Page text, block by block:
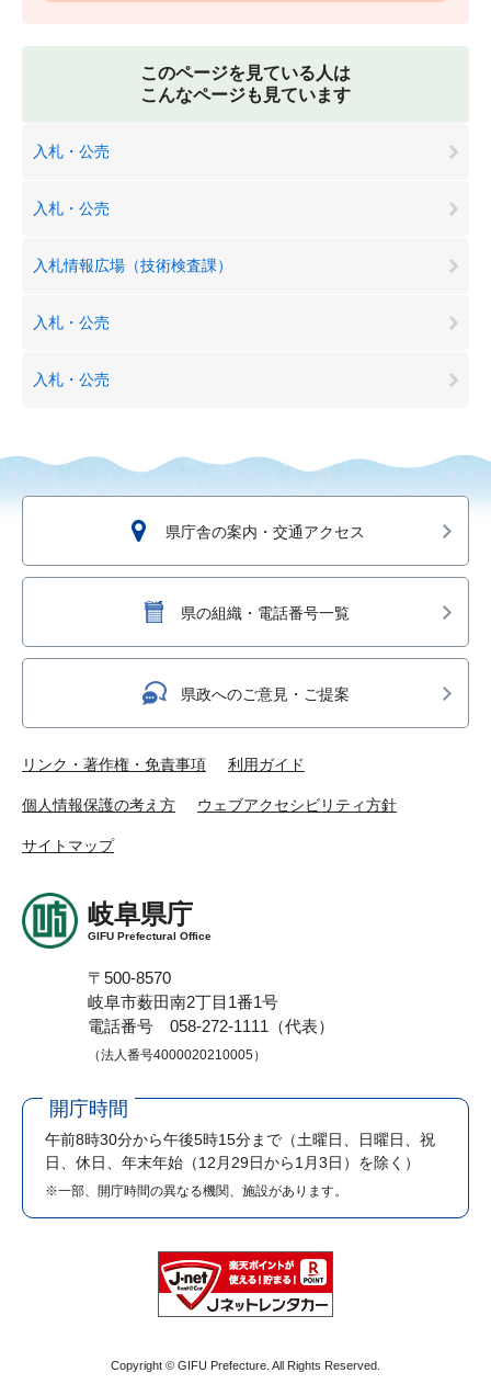
このページを見ている人は
こんなページも見ています
入札・公売
入札・公売
入札情報広場（技術検査課）
入札・公売
入札・公売
県庁舎の案内・交通アクセス
県の組織・電話番号一覧
県政へのご意見・ご提案
リンク・著作権・免責事項 利用ガイド
個人情報保護の考え方 ウェブアクセシビリティ方針
サイトマップ
岐阜県庁
GIFU Prefectural Office
〒500-8570
岐阜市薮田南2丁目1番1号
電話番号 058-272-1111（代表）
（法人番号4000020210005）
開庁時間
午前8時30分から午後5時15分まで （土曜日、日曜日、祝
日、休日、年末年始（12月29日から1月3日）を除く）
※一部、開庁時間の異なる機関、施設があります。
Copyright © GIFU Prefecture. All Rights Reserved.